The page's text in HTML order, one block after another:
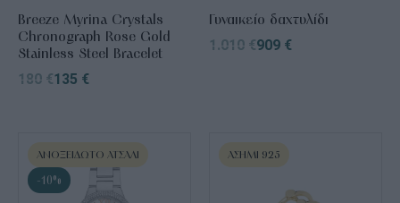
Breeze Myrina Crystals
Chronograph Rose Gold
Stainless Steel Bracelet
180 €135 €
Γυναικείο δαχτυλίδι
1.010 €909 €
ΑΝΟΞΕΊΔΩΤΟ ΑΤΣΆΛΙ
-10%
ΑΣΉΜΙ 925